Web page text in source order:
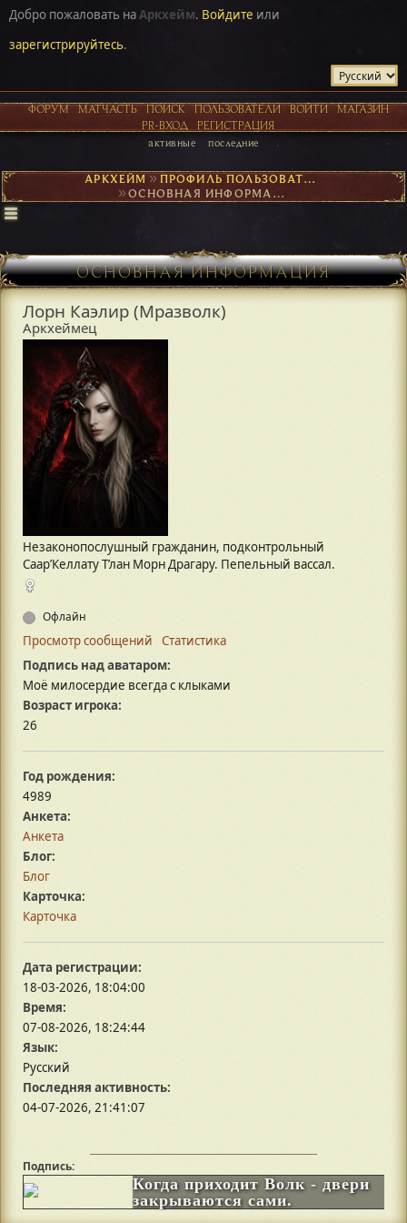
Добро пожаловать наАркхейм. Войдите или
зарегистрируйтесь.
ФОРУМ МАТЧАСТЬ ПОИСК ПОЛЬЗОВАТЕЛИ ВОЙТИ
МАГАЗИН
PR-ВХОД
РЕГИСТРАЦИЯ
активные последние
АРКХЕЙМ► ПРОФИЛЬ ПОЛЬЗОВАТЕЛЯ ЛОРН КАЭЛИР (МРАЗВОЛК)
► ОСНОВНАЯ ИНФОРМАЦИЯ
ОСНОВНАЯ ИНФОРМАЦИЯ
Лорн Каэлир (Мразволк)
Аркхеймец
Незаконопослушный гражданин, подконтрольный
Саар’Келлату Т’лан Морн Драгару. Пепельный вассал.
Офлайн
Просмотр сообщений
Статистика
Подпись над аватаром:
Моё милосердие всегда с клыками
Возраст игрока:
26
Год рождения:
4989
Анкета:
Анкета
Блог:
Блог
Карточка:
Карточка
Дата регистрации:
18-03-2026, 18:04:00
Время:
07-08-2026, 18:24:44
Язык:
Русский
Последняя активность:
04-07-2026, 21:41:07
Подпись: